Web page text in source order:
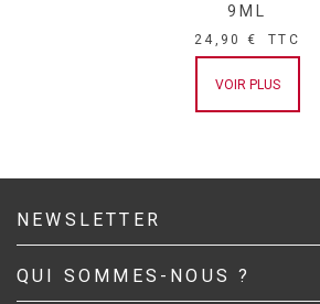
9ML
24,90 € TTC
VOIR PLUS
NEWSLETTER
QUI SOMMES-NOUS ?